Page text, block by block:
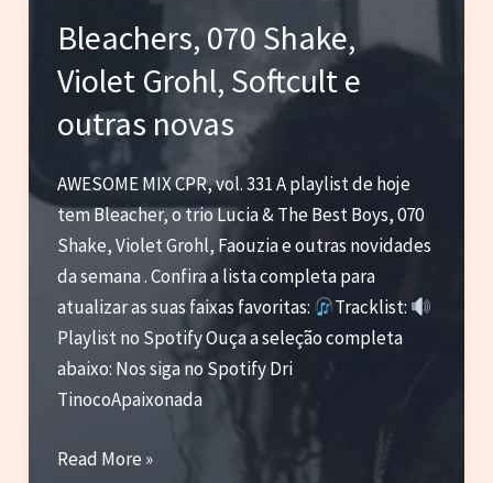
Bleachers, 070 Shake,
Violet Grohl, Softcult e
outras novas
AWESOME MIX CPR, vol. 331 A playlist de hoje
tem Bleacher, o trio Lucia & The Best Boys, 070
Shake, Violet Grohl, Faouzia e outras novidades
da semana . Confira a lista completa para
atualizar as suas faixas favoritas:
Tracklist:
Playlist no Spotify Ouça a seleção completa
abaixo: Nos siga no Spotify Dri
TinocoApaixonada
Bleachers,
Read More »